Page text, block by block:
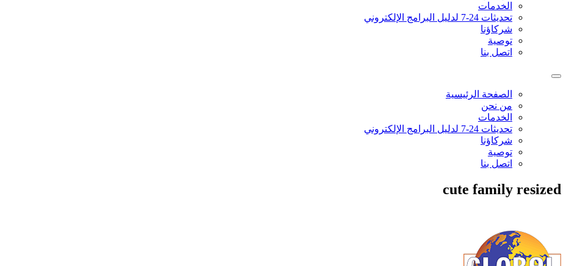
الخدمات
تحديثات 24-7 لدليل البرامج الإلكتروني
شركاؤنا
توصية
اتصل بنا
الصفحة الرئيسية
من نحن
الخدمات
تحديثات 24-7 لدليل البرامج الإلكتروني
شركاؤنا
توصية
اتصل بنا
cute family resized